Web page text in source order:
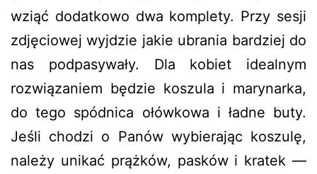
wziąć dodatkowo dwa komplety. Przy sesji
zdjęciowej wyjdzie jakie ubrania bardziej do
nas podpasywały. Dla kobiet idealnym
rozwiązaniem będzie koszula i marynarka,
do tego spódnica ołówkowa i ładne buty.
Jeśli chodzi o Panów wybierając koszulę,
należy unikać prążków, pasków i kratek —